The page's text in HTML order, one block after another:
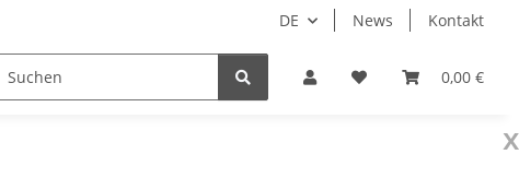
DE News Kontakt
0,00 €
FAQ
x